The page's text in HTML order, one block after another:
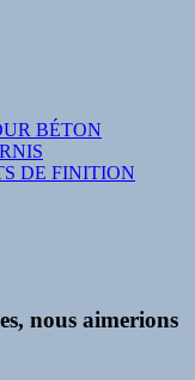
BÉTON
DE FINITION
nous aimerions